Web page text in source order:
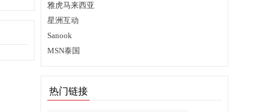
雅虎马来西亚
星洲互动
Sanook
MSN泰国
热门链接